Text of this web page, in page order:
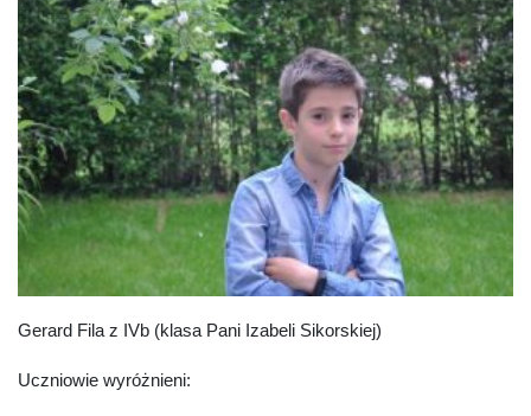
Gerard Fila z IVb (klasa Pani Izabeli Sikorskiej)
Uczniowie wyróżnieni: